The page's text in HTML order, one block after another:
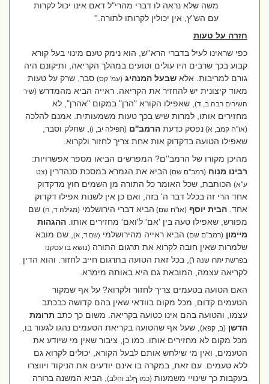
משה שלא נראה לו דברי מהרי"ל דאם אינו יכול לקרות
עם הש"ץ, אין יכולין לקרותו לתורה.''
חזרה על טעות
כפי שראינו לעיל בדברי הרא''ש, הוא נימק טעם מינוי בעל קורא
קבוע בכך שרבים היו עולים וטועים במהלך הקריאה, ותיקונם היה
גורם למריבות. אלאשבעל המנהיג (עמ' קס)סבר, שרק על טעות
מאוד קיצונית יש להחזיר את הקריאה. ראייה הביא מהמדרש(שיר
השירים רבה ב, ד) , שאפילו הקורא "הרן" במקום "אהרן", לא
מחזירים אותו, למרות שיש בכך טעות משמעותית. אמנם להלכה
(או''ח קמב, א) נפסק כדעתהרמב''ם (תפילה יב, ו), שחלק וסבר,
שאפילו הטועה בדקדוק אות אחת צריך לחזור ולקרוא.
מהיכן מקורו של הרמב''ם? המפרשים הביאו מספר אפשרויות:
רבינו מנוח (רמב''ם שם)הביא את הגמרא במסכת סנהדרין(צט
ע''א)הכותבת, ש כל האומר כל התורה מן השמים חוץ מדקדוק
אחד הרי זה בכלל דבר ה' בזה, ואם כן אין לשנות אפילו דקדוק
אחד.הבית יוסף (או''ח שם)הביא דברי הירושלמי(מגילה ד, ה) שם
מפורש, שאפילוטעה בין 'אם' ל'ואם' מחזירים אותו.ההגהות
מיימון(רמב''ם שם)הביא ראייה מהירושלמי(שם ד, א) , שם מובא
שלמרות שאין חובה לקרוא את תרגום התורה(נושא בו עסקנו
בפרשת יתרו שנה ו'), בכל זאת הטועה בתרגום חייב לחזור. והוא הדין
לקריאה עצמה, המובאת גם היא באותה מימרא.
האם הטועה בטעמים צריך לחזור ולקרוא? על אף שמקור
הטעמים קדום, מכל מקום בוודאי שאין בהם קדושה כבכתב
עצמו, והטועה בהם אינו כטועה בקריאה. משום כך כתבתרומת
הדשן (ב, קפא), שעל אף שהטועה בקריאת הטעמים נהגו לגעור בו,
מכל מקום לא מחזירים אותו. כמו כן, ציבור שאין מי שיודע את
הטעמים, ואין מי שילחש אותם לבעל הקורא, יכולים לקרוא גם
ללא טעמים. עם זאת, במקרה בו אינם יודעים את הניקוד ויווצרו
בעקבות כך שינויי משמעות(כמו לב וחֵלב), הביא המשנה ברורה